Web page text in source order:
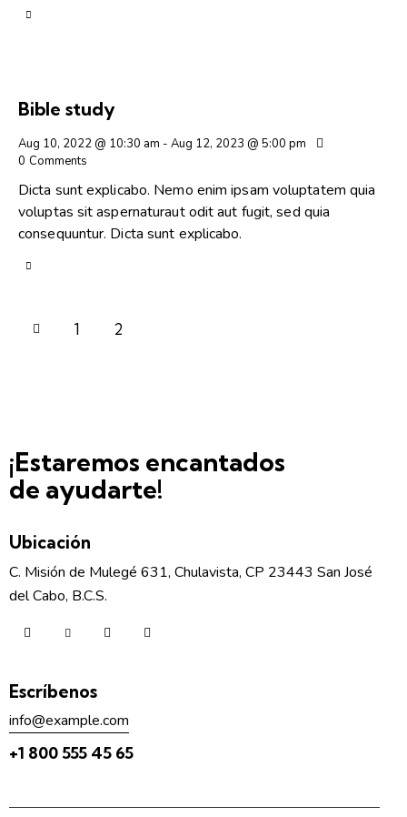
Bible study
Aug 10, 2022 @ 10:30 am - Aug 12, 2023 @ 5:00 pm
0 Comments
Dicta sunt explicabo. Nemo enim ipsam voluptatem quia
voluptas sit aspernaturaut odit aut fugit, sed quia
consequuntur. Dicta sunt explicabo.
1 2
¡Estaremos encantados
de ayudarte!
Ubicación
C. Misión de Mulegé 631, Chulavista, CP 23443 San José
del Cabo, B.C.S.
Escríbenos
info@example.com
+1 800 555 45 65